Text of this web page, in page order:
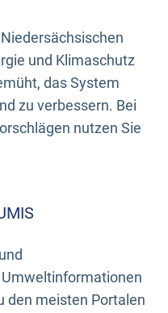
und Klimaschutz
das System
zu verbessern. Bei
nutzen Sie
den meisten Portalen